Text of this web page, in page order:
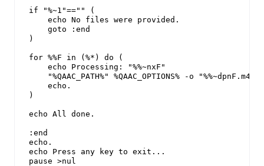
if "%~1"=="" (
    echo No files were provided.
    goto :end
)
for %%F in (%*) do (
    echo Processing: "%%~nxF"
"%QAAC_PATH%" %QAAC_OPTIONS% -o "%%~dpnF.m4a"
    echo.
)
echo All done.
:end
echo.
echo Press any key to exit...
pause >nul